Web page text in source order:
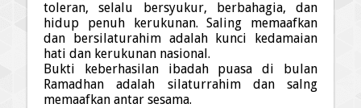
toleran, selalu bersyukur, berbahagia, dan
hidup penuh kerukunan. Saling memaafkan
dan bersilaturahim adalah kunci kedamaian
hati dan kerukunan nasional.
Bukti keberhasilan ibadah puasa di bulan
Ramadhan adalah silaturrahim dan salng
memaafkan antar sesama.